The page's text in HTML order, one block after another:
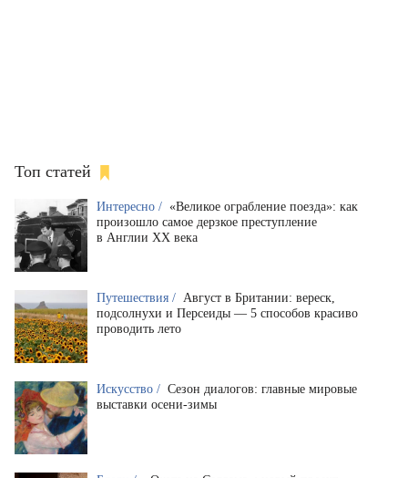
Топ статей
Интересно / «Великое ограбление поезда»: как
произошло самое дерзкое преступление
в Англии XX века
Путешествия / Август в Британии: вереск,
подсолнухи и Персеиды — 5 способов красиво
проводить лето
Искусство / Сезон диалогов: главные мировые
выставки осени-зимы